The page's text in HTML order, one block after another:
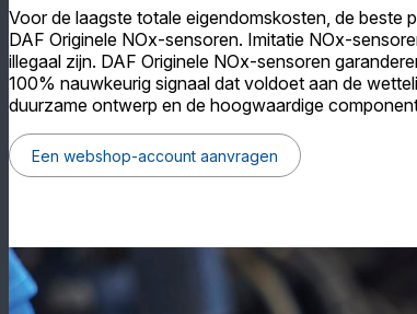
Voor de laagste totale eigendomskosten, de beste
DAF Originele NOx-sensoren. Imitatie NOx-
illegaal zijn. DAF Originele NOx-sensoren
100% nauwkeurig signaal dat voldoet aan de
duurzame ontwerp en de hoogwaardige
Een webshop-account aanvragen